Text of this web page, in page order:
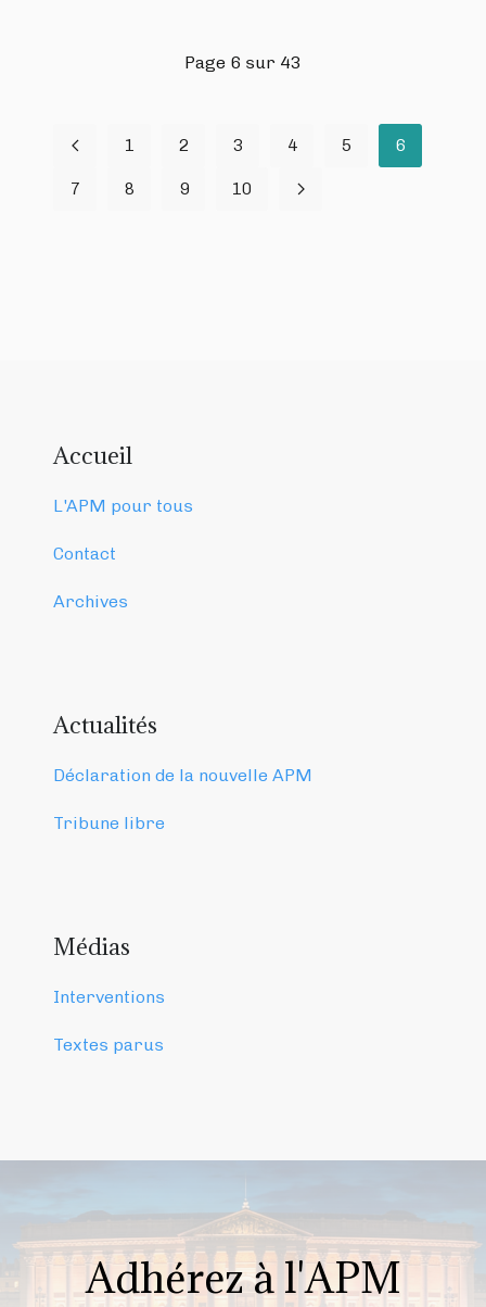
Page 6 sur 43
1 2 3 4 5 6
7 8 9 10
Accueil
L'APM pour tous
Contact
Archives
Actualités
Déclaration de la nouvelle APM
Tribune libre
Médias
Interventions
Textes parus
Adhérez à l'APM